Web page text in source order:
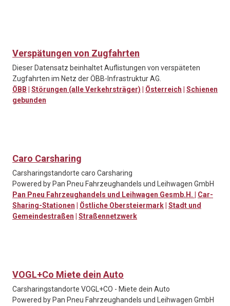
Verspätungen von Zugfahrten
Dieser Datensatz beinhaltet Auflistungen von verspäteten
Zugfahrten im Netz der ÖBB-Infrastruktur AG.
ÖBB
Störungen (alle Verkehrsträger) Österreich
Schienen
gebunden
Caro Carsharing
Carsharingstandorte caro Carsharing
Powered by Pan Pneu Fahrzeughandels und Leihwagen GmbH
Pan Pneu Fahrzeughandels und Leihwagen Gesmb.H.
Car-
Sharing-Stationen
Östliche Obersteiermark Stadt und
Gemeindestraßen
Straßennetzwerk
VOGL+Co Miete dein Auto
Carsharingstandorte VOGL+CO - Miete dein Auto
Powered by Pan Pneu Fahrzeughandels und Leihwagen GmbH